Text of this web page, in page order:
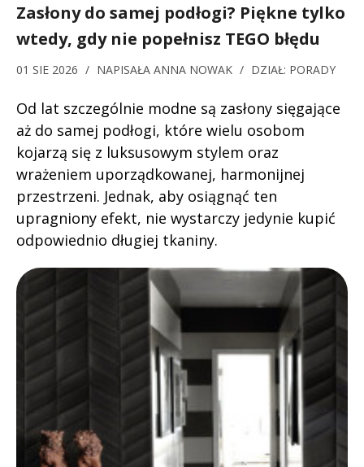
Zasłony do samej podłogi? Piękne tylko
wtedy, gdy nie popełnisz TEGO błędu
01 SIE 2026 / NAPISAŁA ANNA NOWAK / DZIAŁ: PORADY
Od lat szczególnie modne są zasłony sięgające
aż do samej podłogi, które wielu osobom
kojarzą się z luksusowym stylem oraz
wrażeniem uporządkowanej, harmonijnej
przestrzeni. Jednak, aby osiągnąć ten
upragniony efekt, nie wystarczy jedynie kupić
odpowiednio długiej tkaniny.